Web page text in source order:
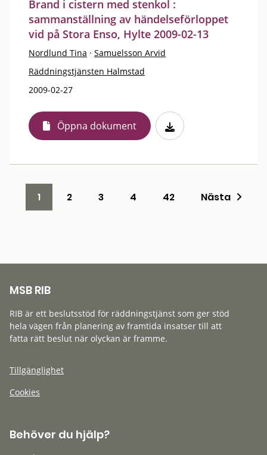
Brand i cistern med stenkol :
sammanställning av händelseförloppet
vid på Stora Enso, Hylte 2009-02-13
Nordlund Tina · Samuelsson Arvid
Räddningstjänsten Halmstad
2009-02-27
Öppna dokument
1 2 3 4 42 Nästa
MSB RIB
RIB är ett beslutsstöd för räddningstjänst som ger stöd
hela vägen från planering av framtida insatser till att
fatta rätt beslut när olyckan är framme.
Tillgänglighet
Cookies
Behöver du hjälp?